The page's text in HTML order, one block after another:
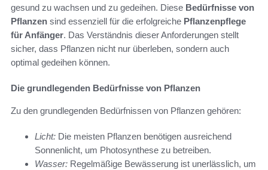
gesund zu wachsen und zu gedeihen. Diese Bedürfnisse von
Pflanzen sind essenziell für die erfolgreiche Pflanzenpflege
für Anfänger. Das Verständnis dieser Anforderungen stellt
sicher, dass Pflanzen nicht nur überleben, sondern auch
optimal gedeihen können.
Die grundlegenden Bedürfnisse von Pflanzen
Zu den grundlegenden Bedürfnissen von Pflanzen gehören:
Licht: Die meisten Pflanzen benötigen ausreichend
Sonnenlicht, um Photosynthese zu betreiben.
Wasser: Regelmäßige Bewässerung ist unerlässlich, um